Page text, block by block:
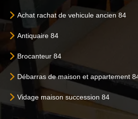
Achat rachat de vehicule ancien 84
Antiquaire 84
Brocanteur 84
Débarras de maison et appartement
Vidage maison succession 84